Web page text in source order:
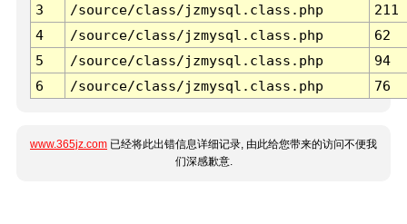
3 /source/class/jzmysql.class.php
211
4
/source/class/jzmysql.class.php
62
5
/source/class/jzmysql.class.php
94
6
/source/class/jzmysql.class.php 76
www.365jz.com 已经将此出错信息详细记录, 由此给您带来的访问不便我
们深感歉意.